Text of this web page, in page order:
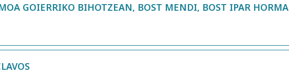
GOIERRIKO BIHOTZEAN, BOST MENDI, BOST IPAR HORMA